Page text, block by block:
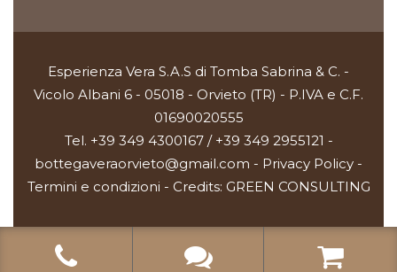
Esperienza Vera S.A.S di Tomba Sabrina & C. -
Vicolo Albani 6 - 05018 - Orvieto (TR) - P.IVA e C.F.
01690020555
Tel. +39 349 4300167 / +39 349 2955121 -
bottegaveraorvieto@gmail.com - Privacy Policy -
Termini e condizioni - Credits: GREEN CONSULTING